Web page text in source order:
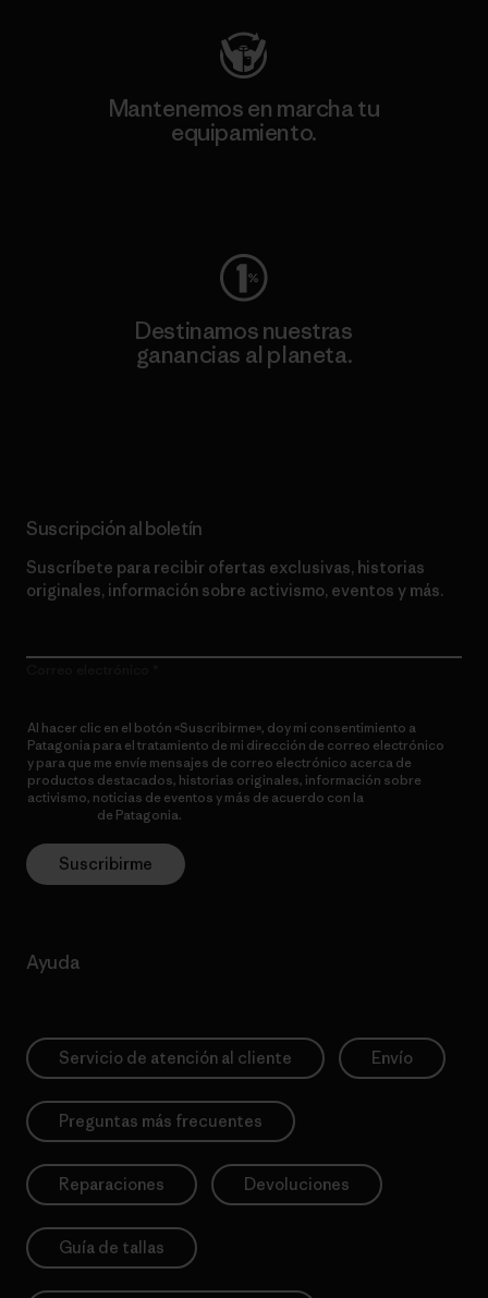
Mantenemos en marcha tu
equipamiento.
Destinamos nuestras
ganancias al planeta.
Suscripción al boletín
Suscríbete para recibir ofertas exclusivas, historias
originales, información sobre activismo, eventos y más.
Al hacer clic en el botón «Suscribirme», doy mi consentimiento a
Patagonia para el tratamiento de mi dirección de correo electrónico
y para que me envíe mensajes de correo electrónico acerca de
productos destacados, historias originales, información sobre
activismo, noticias de eventos y más de acuerdo con la
de Patagonia.
Suscribirme
Ayuda
Servicio de atención al cliente Envío
Preguntas más frecuentes
Reparaciones Devoluciones
Guía de tallas